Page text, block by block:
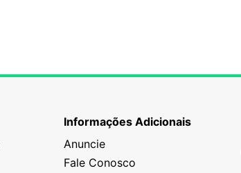
Informações Adicionais
Anuncie
Fale Conosco